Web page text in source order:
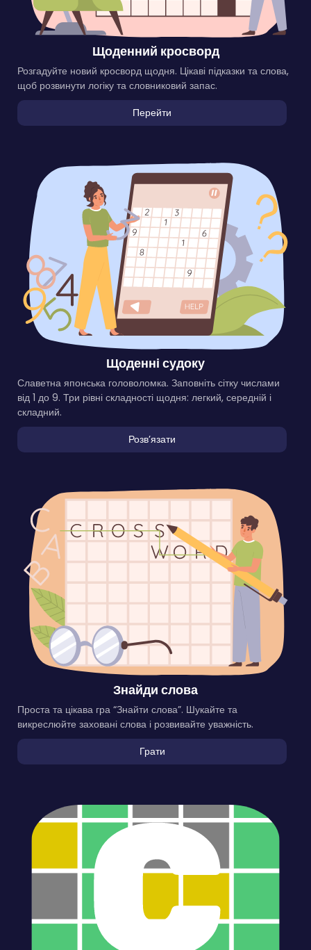
Щоденний кросворд
Розгадуйте новий кросворд щодня. Цікаві підказки та слова,
щоб розвинути логіку та словниковий запас.
Перейти
Щоденні судоку
Славетна японська головоломка. Заповніть сітку числами
від 1 до 9. Три рівні складності щодня: легкий, середній і
складний.
Розвʼязати
Знайди слова
Проста та цікава гра “Знайти слова”. Шукайте та
викреслюйте заховані слова і розвивайте уважність.
Грати